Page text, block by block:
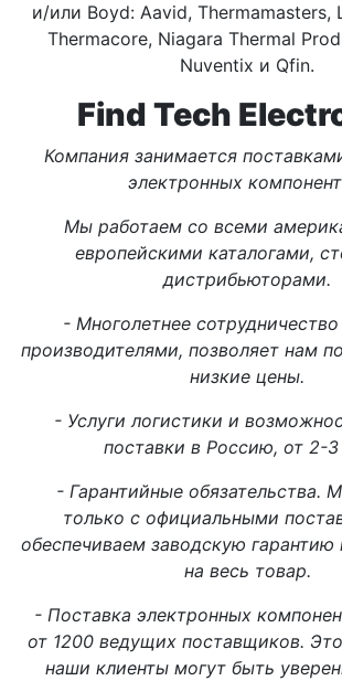
и/или Boyd: Aavid, Thermamasters,
Thermacore, Niagara Thermal
Nuventix и Qfin.
Find Tech
Компания занимается
электронных
Мы работаем со всеми
европейскими каталогами,
дистрибьюторами.
- Многолетнее
производителями, позволяет нам
низкие цены.
- Услуги логистики и
поставки в Россию, от 2-3
- Гарантийные обязательства.
только с официальными
обеспечиваем заводскую гарантию
на весь товар.
- Поставка электронных
от 1200 ведущих поставщиков. Это
наши клиенты могут быть